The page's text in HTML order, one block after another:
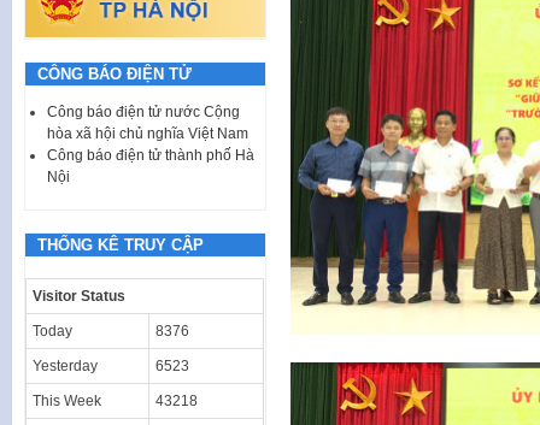
CÔNG BÁO ĐIỆN TỬ
Công báo điện tử nước Cộng
hòa xã hội chủ nghĩa Việt Nam
Công báo điện tử thành phố Hà
Nội
THỐNG KÊ TRUY CẬP
Visitor Status
Today 8376
Yesterday 6523
This Week 43218